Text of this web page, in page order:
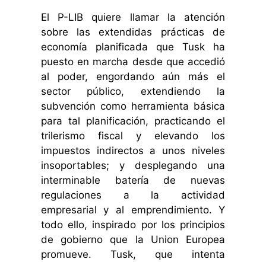
El P-LIB quiere llamar la atención
sobre las extendidas prácticas de
economía planificada que Tusk ha
puesto en marcha desde que accedió
al poder, engordando aún más el
sector público, extendiendo la
subvención como herramienta básica
para tal planificación, practicando el
trilerismo fiscal y elevando los
impuestos indirectos a unos niveles
insoportables; y desplegando una
interminable batería de nuevas
regulaciones a la actividad
empresarial y al emprendimiento. Y
todo ello, inspirado por los principios
de gobierno que la Union Europea
promueve. Tusk, que intenta